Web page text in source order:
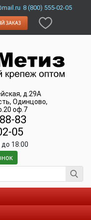
8 (800) 555-02-05
д.29А
Одинцово,
оф.7
83
05
18:00